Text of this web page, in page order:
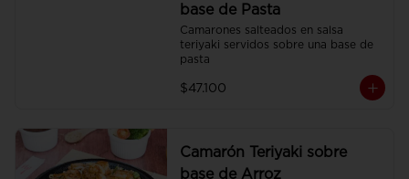
base de Pasta
Camarones salteados en salsa
teriyaki servidos sobre una base de
pasta
$47.100
Camarón Teriyaki sobre
base de Arroz